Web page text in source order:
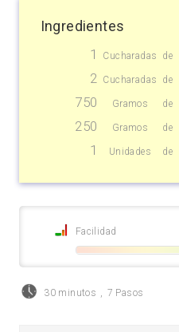
Ingredientes
1 Cucharadas de
2 Cucharadas de
750 Gramos de
250 Gramos de
1 Unidades de
Facilidad
30 minutos , 7 Pasos